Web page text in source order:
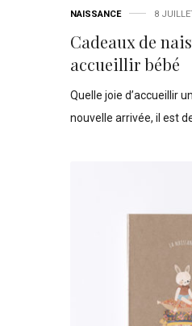
NAISSANCE 8
Cadeaux de
accueillir bébé
Quelle joie d’accueillir
nouvelle arrivée, il est